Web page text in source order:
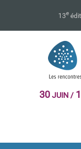
13e
30JUIN /